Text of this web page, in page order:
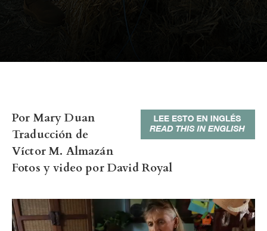
Por Mary Duan
Traducción de
Víctor M. Almazán
Fotos y video por David Royal
Video
Player